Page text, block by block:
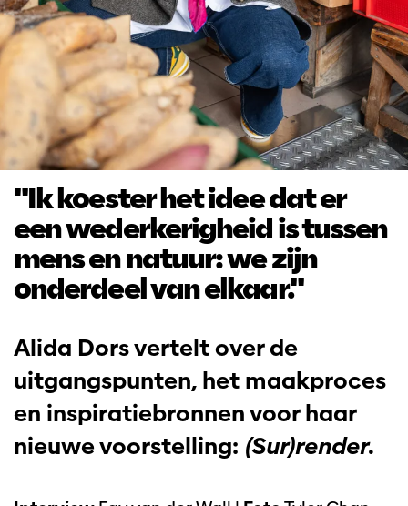
"Ik koester het idee dat er
een wederkerigheid is tussen
mens en natuur: we zijn
onderdeel van elkaar."
Alida Dors vertelt over de
uitgangspunten, het maakproces
en inspiratiebronnen voor haar
nieuwe voorstelling: (Sur)render.